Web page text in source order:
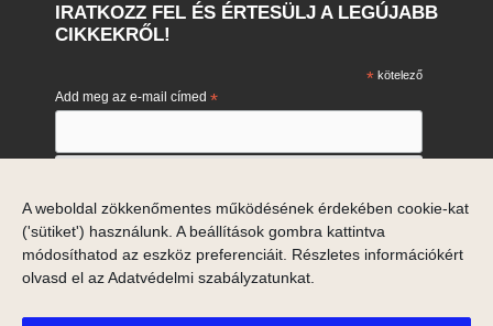
A weboldal zökkenőmentes működésének érdekében cookie-kat
('sütiket') használunk. A beállítások gombra kattintva
módosíthatod az eszköz preferenciáit. Részletes információkért
olvasd el azAdatvédelmi szabályzatunkat
IRATKOZZ FEL ÉS ÉRTESÜLJ A LEGÚJABB
CIKKEKRŐL!
* kötelező
Add meg az e-mail címed *
Engedélyezem
Ha meggondolod magad, akkor a hírlevelek alján tudsz
leiratkozni.
Adataid a Mailchimp marketing platformjával is megosztásra